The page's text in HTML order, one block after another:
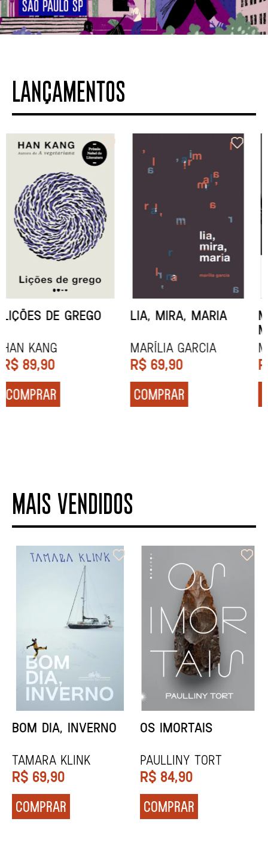
LANÇAMENTOS
MINHA MÃE E A
Marina Tvetáieva
R$ 49,90
COMPRAR
TODA CAIXA-PRETA
Jeovanna Vieira
R$ 89,90
COMPRAR
MAIS VENDIDOS
ORIXÁS
REGINALDO PRANDI
R$ 79,90
COMPRAR
ORAÇÃO PARA
Socorro Acioli
R$ 74,90
COMPRAR